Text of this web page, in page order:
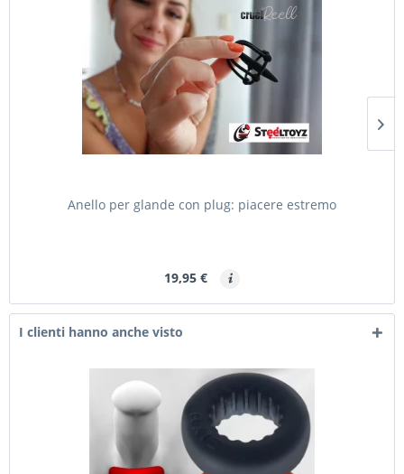
Anello per glande con plug: piacere estremo
19,95 €
I clienti hanno anche visto